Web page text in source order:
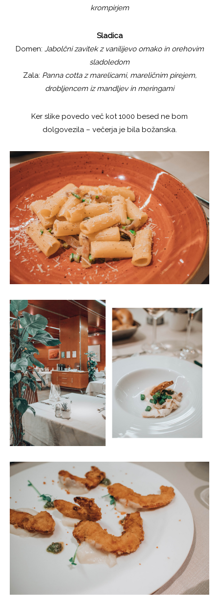
krompirjem
Sladica
Domen: Jabolčni zavitek z vanilijevo omako in orehovim
sladoledom
Zala: Panna cotta z marelicami, mareličnim pirejem,
drobljencem iz mandljev in meringami
Ker slike povedo več kot 1000 besed ne bom
dolgovezila – večerja je bila božanska.